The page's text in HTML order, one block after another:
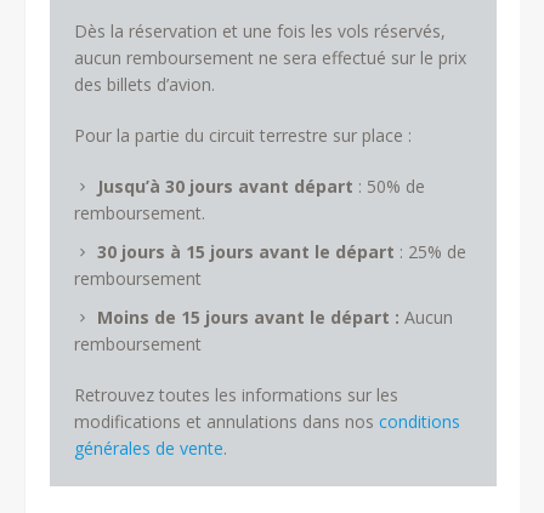
Dès la réservation et une fois les vols réservés,
aucun remboursement ne sera effectué sur le prix
des billets d’avion.
Pour la partie du circuit terrestre sur place :
Jusqu’à 30 jours avant départ : 50% de
remboursement.
30 jours à 15 jours avant le départ : 25% de
remboursement
Moins de 15 jours avant le départ : Aucun
remboursement
Retrouvez toutes les informations sur les
modifications et annulations dans nos conditions
générales de vente.